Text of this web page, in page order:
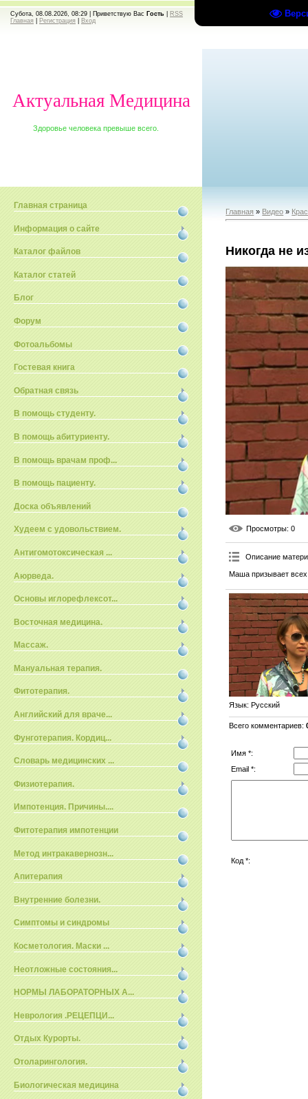
Субота, 08.08.2026, 08:29 | Приветствую Вас Гость
RSS
Главная
Регистрация Вход
Актуальная Медицина
Здоровье человека превыше всего.
Главная страница
Информация о сайте
Каталог файлов
Каталог статей
Блог
Форум
Фотоальбомы
Гостевая книга
Обратная связь
В помощь студенту.
В помощь абитуриенту.
В помощь врачам проф...
В помощь пациенту.
Доска объявлений
Худеем с удовольствием.
Антигомотоксическая ...
Аюрведа.
Основы иглорефлексот...
Восточная медицина.
Массаж.
Мануальная терапия.
Фитотерапия.
Английский для враче...
Фунготерапия. Кордиц...
Словарь медицинских ...
Физиотерапия.
Импотенция. Причины....
Фитотерапия импотенции
Метод интракавернозн...
Апитерапия
Внутренние болезни.
Симптомы и синдромы
Косметология. Маски ...
Неотложные состояния...
НОРМЫ ЛАБОРАТОРНЫХ А...
Неврология .РЕЦЕПЦИ...
Отдых Курорты.
Отоларингология.
Биологическая медицина
Главная » Видео »
Никогда не
Просмотры: 0
Описание
Маша призывает всех
Язык: Русский
Всего комментариев:
Имя *:
Email *:
Код *: